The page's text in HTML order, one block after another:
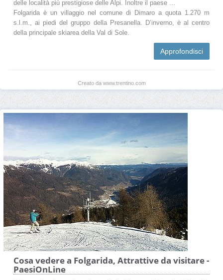
delle località più prestigiose delle Alpi. Inoltre il paese ...
Folgarida è un villaggio nel comune di Dimaro a quota 1.270 m
s.l.m., ai piedi del gruppo della Presanella. D’inverno, è al centro
della principale skiarea della Val di Sole.
Approfondisci
Creato da www.trentino.com
Cosa vedere a Folgarida, Attrattive da visitare -
PaesiOnLine